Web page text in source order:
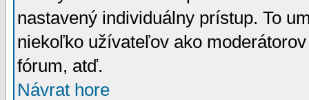
nastavený individuálny prístup. To
niekoľko užívateľov ako
fórum, atď.
Návrat hore